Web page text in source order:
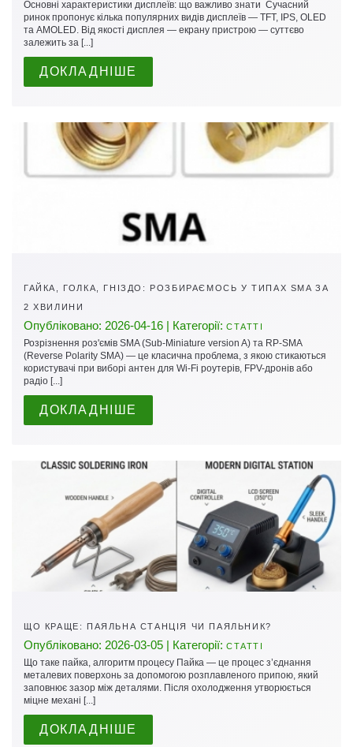
Основні характеристики дисплеїв: що важливо знати Сучасний
ринок пропонує кілька популярних видів дисплеїв — TFT, IPS, OLED
та AMOLED. Від якості дисплея — екрану пристрою — суттєво
залежить за [...]
ДОКЛАДНІШЕ
ГАЙКА, ГОЛКА, ГНІЗДО: РОЗБИРАЄМОСЬ У ТИПАХ SMA ЗА
2 ХВИЛИНИ
Опубліковано: 2026-04-16 | Категорії: СТАТТІ
Розрізнення роз'ємів SMA (Sub-Miniature version A) та RP-SMA
(Reverse Polarity SMA) — це класична проблема, з якою стикаються
користувачі при виборі антен для Wi-Fi роутерів, FPV-дронів або
радіо [...]
ДОКЛАДНІШЕ
ЩО КРАЩЕ: ПАЯЛЬНА СТАНЦІЯ ЧИ ПАЯЛЬНИК?
Опубліковано: 2026-03-05 | Категорії: СТАТТІ
Що таке пайка, алгоритм процесу Пайка — це процес з’єднання
металевих поверхонь за допомогою розплавленого припою, який
заповнює зазор між деталями. Після охолодження утворюється
міцне механі [...]
ДОКЛАДНІШЕ